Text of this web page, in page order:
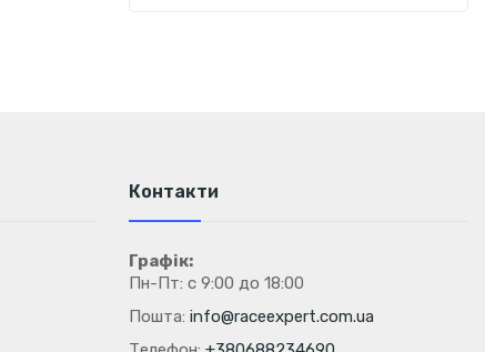
Контакти
Графік:
Пн-Пт: с 9:00 до 18:00
Пошта: info@raceexpert.com.ua